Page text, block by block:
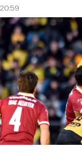
20:59